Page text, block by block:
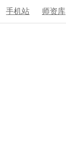
手机站 师资库